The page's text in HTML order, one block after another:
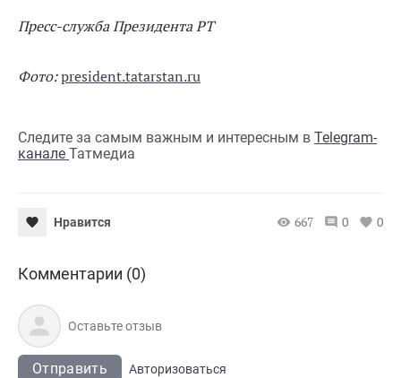
Пресс-служба Президента РТ
Фото:president.tatarstan.ru
Следите за самым важным и интересным в Telegram-
канале Татмедиа
Нравится 667 0 0
Комментарии (0)
Отправить
Авторизоваться